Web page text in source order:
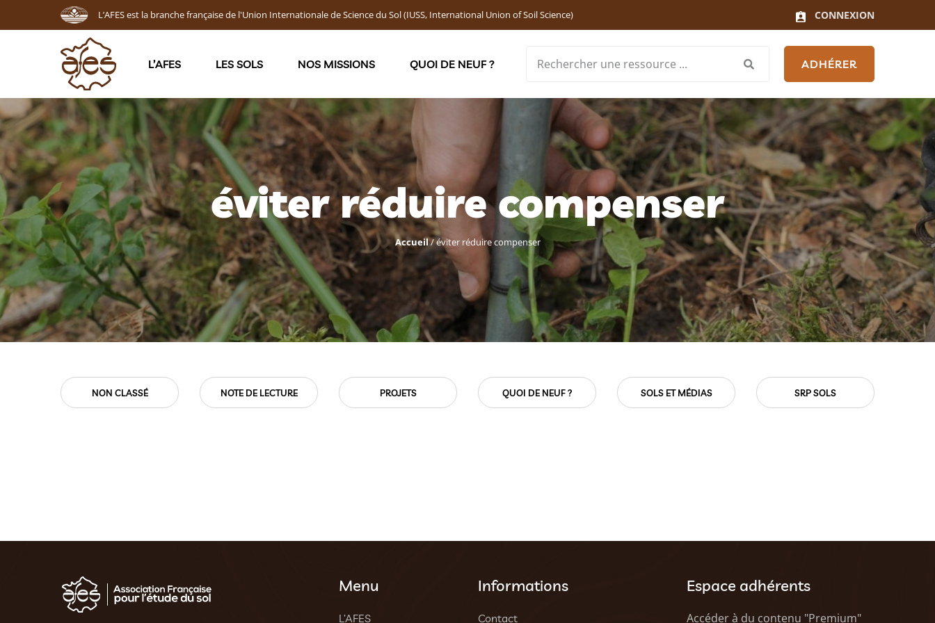
L’AFES est la branche française de l'Union Internationale de Science du Sol (IUSS, International Union of Soil Science) CONNEXION
L’AFES LES SOLS NOS MISSIONS QUOI DE NEUF ? ADHÉRER
éviter réduire compenser
Accueil/éviter réduire compenser
NON CLASSÉ NOTE DE LECTURE PROJETS QUOI DE NEUF ? SOLS ET MÉDIAS SRP SOLS
Menu
L’AFES
Informations
Contact
Espace adhérents
Accéder à du contenu "Premium"